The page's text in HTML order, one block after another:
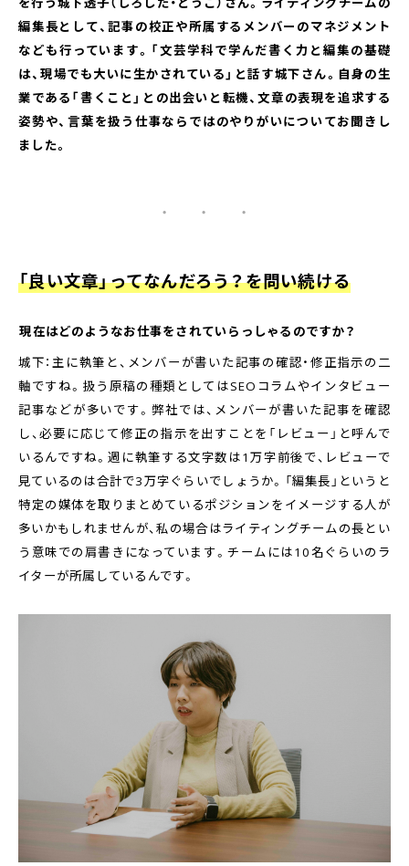
編集長として、記事の校正や所属するメンバーのマネジメント
なども行っています。「文芸学科で学んだ書く力と編集の基礎
は、現場でも大いに生かされている」と話す城下さん。自身の生
業である「書くこと」との出会いと転機、文章の表現を追求する
姿勢や、言葉を扱う仕事ならではのやりがいについてお聞きし
ました。
・ ・ ・
「良い文章」ってなんだろう？を問い続ける
――現在はどのようなお仕事をされていらっしゃるのですか？
城下：主に執筆と、メンバーが書いた記事の確認・修正指示の二
軸ですね。扱う原稿の種類としてはSEOコラムやインタビュー
記事などが多いです。弊社では、メンバーが書いた記事を確認
し、必要に応じて修正の指示を出すことを「レビュー」と呼んで
いるんですね。週に執筆する文字数は1万字前後で、レビューで
見ているのは合計で3万字ぐらいでしょうか。「編集長」というと
特定の媒体を取りまとめているポジションをイメージする人が
多いかもしれませんが、私の場合はライティングチームの長とい
う意味での肩書きになっています。チームには10名ぐらいのラ
イターが所属しているんです。